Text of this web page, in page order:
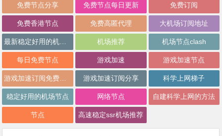
免费节点分享 免费节点每日更新 免费订阅
免费香港节点 免费高匿代理 大机场订阅地址
机场推荐 机场节点clash
每日免费节点 游戏加速 游戏加速节点
游戏加速订阅分享 科学上网梯子
稳定好用的机场节点 网络节点 自建科学上网的方法
节点 高速稳定ssr机场推荐